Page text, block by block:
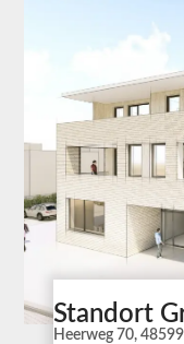
Standort
Heerweg 70,